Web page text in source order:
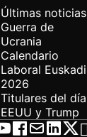
Últimas noticias
Guerra de
Ucrania
Calendario
Laboral Euskadi
2026
Titulares del día
EEUU y Trump